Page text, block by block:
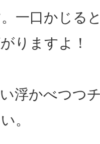
一口かじる
りますよ！
浮かべつつ
。